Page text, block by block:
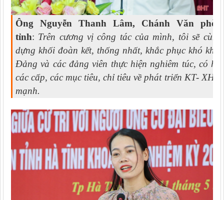
Ông Nguyễn Thanh Lâm, Chánh Văn
tỉnh: Trên cương vị công tác của mình, tôi sẽ
dựng khối đoàn kết, thống nhất, khắc phục khó
Đảng và các đảng viên thực hiện nghiêm túc, có
các cấp, các mục tiêu, chỉ tiêu về phát triển KT- XH,
mạnh.